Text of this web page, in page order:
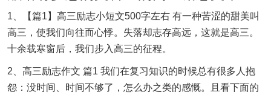
1、【篇1】高三励志小短文500字左右 有一种苦涩的甜美叫
高三，使我们向往而心悸。失落却志存高远，这就是高三。
十余载寒窗后，我们步入高三的征程。
2、高三励志作文 篇1 我们在复习知识的时候总有很多人抱
怨：没时间、时间不够了，怎么办之类的感慨。且看下面的